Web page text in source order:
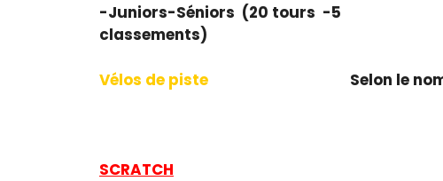
-Juniors-Séniors (20 tours -5
Vélos de piste Selon le nombre
SCRATCH